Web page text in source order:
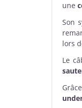
une
Son
lors
Le